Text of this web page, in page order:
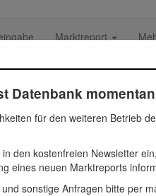
Marktreport
Datenbank
für den weiteren Betrieb
den kostenfreien Newsletter
eines neuen Marktreports
sonstige Anfragen bitte per